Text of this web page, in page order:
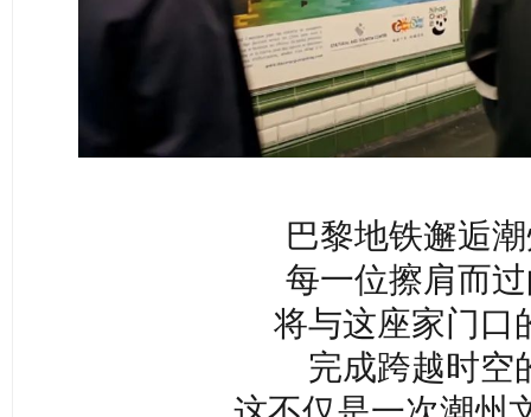
巴黎地铁邂逅
每一位擦肩而
将与这座家门口
完成跨越时空